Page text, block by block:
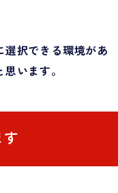
択できる環境があ
います。
す